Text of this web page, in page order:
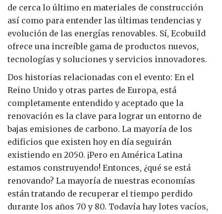
de cerca lo último en materiales de construcción
así como para entender las últimas tendencias y
evolución de las energías renovables. Sí, Ecobuild
ofrece una increíble gama de productos nuevos,
tecnologías y soluciones y servicios innovadores.
Dos historias relacionadas con el evento: En el
Reino Unido y otras partes de Europa, está
completamente entendido y aceptado que la
renovación es la clave para lograr un entorno de
bajas emisiones de carbono. La mayoría de los
edificios que existen hoy en día seguirán
existiendo en 2050. ¡Pero en América Latina
estamos construyendo! Entonces, ¿qué se está
renovando? La mayoría de nuestras economías
están tratando de recuperar el tiempo perdido
durante los años 70 y 80. Todavía hay lotes vacíos,